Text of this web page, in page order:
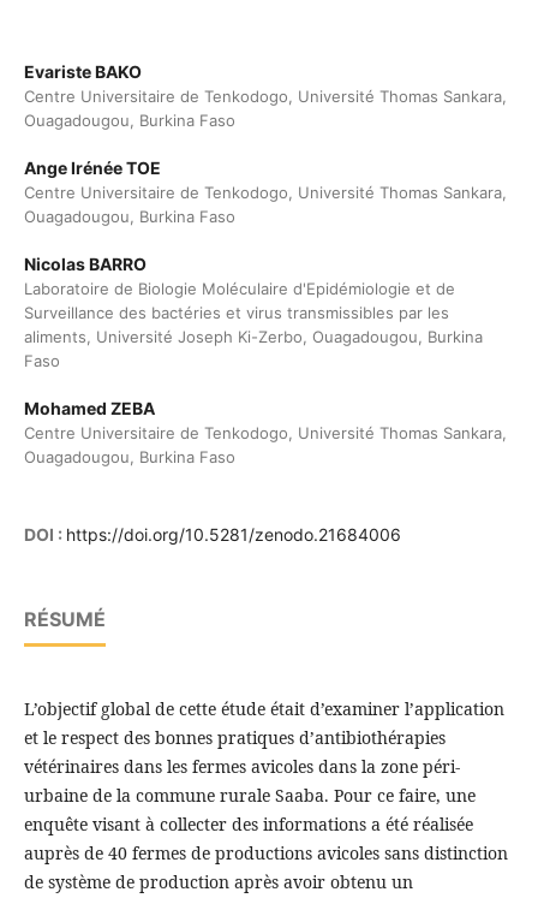
Evariste BAKO
Centre Universitaire de Tenkodogo, Université Thomas Sankara,
Ouagadougou, Burkina Faso
Ange Irénée TOE
Centre Universitaire de Tenkodogo, Université Thomas Sankara,
Ouagadougou, Burkina Faso
Nicolas BARRO
Laboratoire de Biologie Moléculaire d'Epidémiologie et de
Surveillance des bactéries et virus transmissibles par les
aliments, Université Joseph Ki-Zerbo, Ouagadougou, Burkina
Faso
Mohamed ZEBA
Centre Universitaire de Tenkodogo, Université Thomas Sankara,
Ouagadougou, Burkina Faso
DOI : https://doi.org/10.5281/zenodo.21684006
RÉSUMÉ
L’objectif global de cette étude était d’examiner l’application
et le respect des bonnes pratiques d’antibiothérapies
vétérinaires dans les fermes avicoles dans la zone péri-
urbaine de la commune rurale Saaba. Pour ce faire, une
enquête visant à collecter des informations a été réalisée
auprès de 40 fermes de productions avicoles sans distinction
de système de production après avoir obtenu un